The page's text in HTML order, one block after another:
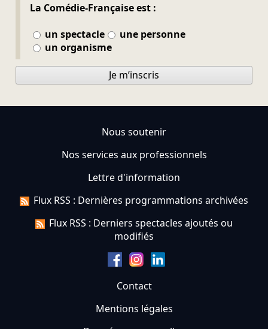
La Comédie-Française est :
un spectacle
une personne
un organisme
Je m’inscris
Nous soutenir
Nos services aux professionnels
Lettre d'information
Flux RSS : Dernières programmations archivées
Flux RSS : Derniers spectacles ajoutés ou
modifiés
Contact
Mentions légales